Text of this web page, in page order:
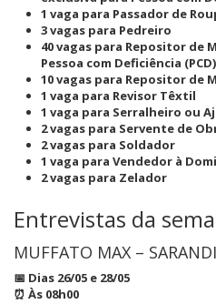
1 vaga para Passador de
3 vagas para Pedreiro
40 vagas para Repositor de
Pessoa com Deficiência (PCD)
10 vagas para Repositor de
1 vaga para Revisor Têxtil
1 vaga para Serralheiro ou
2 vagas para Servente de
2 vagas para Soldador
1 vaga para Vendedor à
2 vagas para Zelador
Entrevistas da
MUFFATO MAX – SARANDI
📅 Dias 26/05 e 28/05
⏰ Às 08h00